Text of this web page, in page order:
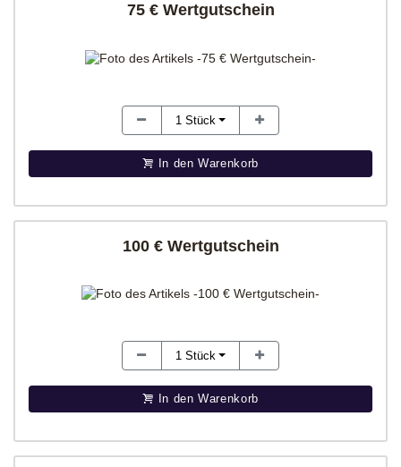
75 € Wertgutschein
1 Stück
In den Warenkorb
100 € Wertgutschein
1 Stück
In den Warenkorb